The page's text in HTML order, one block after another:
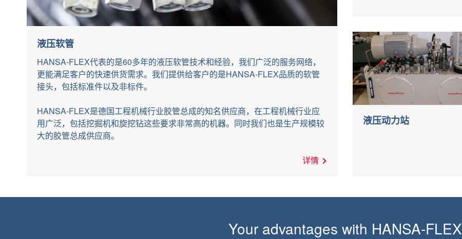
液压软管
HANSA-FLEX代表的是60多年的液压软管技术和经验，我们广泛的服务网络，
更能满足客户的快速供货需求。我们提供给客户的是HANSA-FLEX品质的软管
接头，包括标准件以及非标件。
HANSA-FLEX是德国工程机械行业胶管总成的知名供应商，在工程机械行业应
用广泛，包括挖掘机和旋挖钻这些要求非常高的机器。同时我们也是生产规模较
大的胶管总成供应商。
详情
液压动力站
Your advantages with HANSA-FLEX